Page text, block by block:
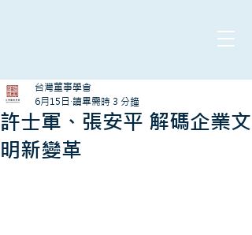
許士軍、張安平 解碼企業文
明新變革
台灣董事學會
6月15日 讀畢需時 3 分鐘